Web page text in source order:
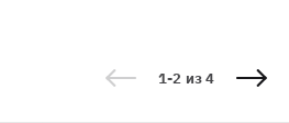
1-2 из 4